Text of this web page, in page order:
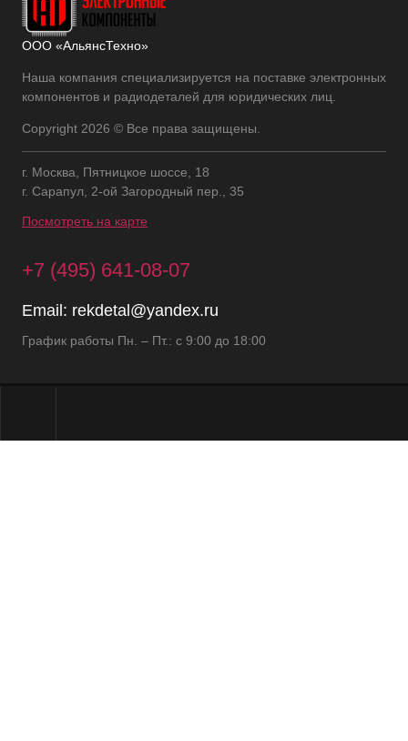
ООО «АльянсТехно»
Наша компания специализируется на поставке электронных
компонентов и радиодеталей для юридических лиц.
Copyright 2026 © Все права защищены.
г. Москва, Пятницкое шоссе, 18
г. Сарапул, 2-ой Загородный пер., 35
Посмотреть на карте
+7 (495) 641-08-07
Email: rekdetal@yandex.ru
График работы Пн. – Пт.: с 9:00 до 18:00